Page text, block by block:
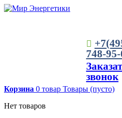
748-
звонок
Корзина 0 товар Товары (пусто)
Нет товаров